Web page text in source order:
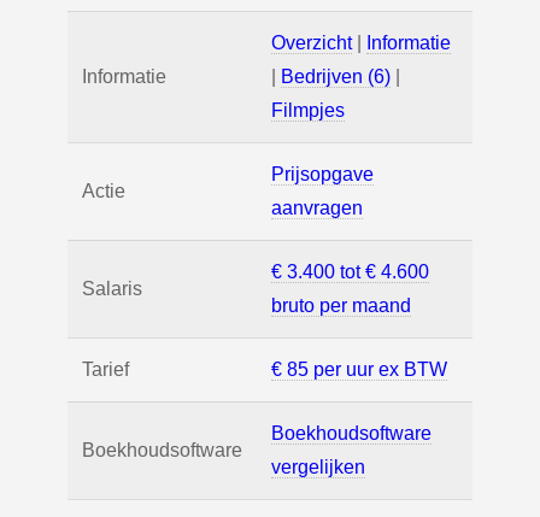
Informatie
Overzicht|
Informatie
Bedrijven (6)
Filmpjes
Actie
Prijsopgave
aanvragen
Salaris
€ 3.400 tot € 4.600
bruto per maand
Tarief € 85 per uur ex BTW
Boekhoudsoftware
Boekhoudsoftware
vergelijken